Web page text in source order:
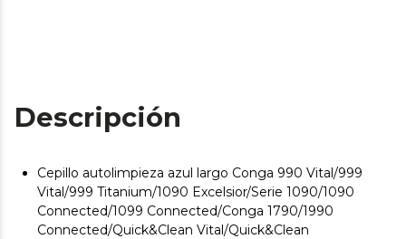
Descripción
Cepillo autolimpieza azul largo Conga 990 Vital/999
Vital/999 Titanium/1090 Excelsior/Serie 1090/1090
Connected/1099 Connected/Conga 1790/1990
Connected/Quick&Clean Vital/Quick&Clean